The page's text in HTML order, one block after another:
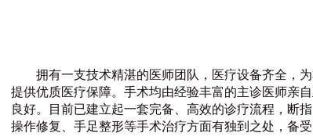
拥有一支技术精湛的医师团队，医疗设备齐全，
提供优质医疗保障。手术均由经验丰富的主诊医师亲
良好。目前已建立起一套完备、高效的诊疗流程，断
操作修复、手足整形等手术治疗方面有独到之处，备受